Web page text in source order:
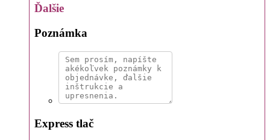
Ďalšie
Poznámka
Express tlač